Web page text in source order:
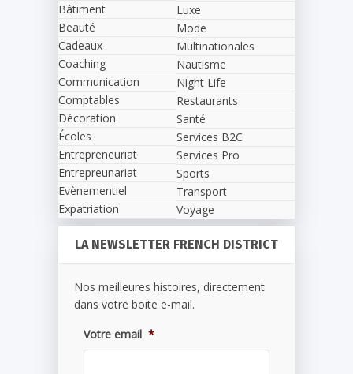
Bâtiment
Beauté
Cadeaux
Coaching
Communication
Comptables
Décoration
Écoles
Entrepreneuriat
Entrepreunariat
Evènementiel
Expatriation
Luxe
Mode
Multinationales
Nautisme
Night Life
Restaurants
Santé
Services B2C
Services Pro
Sports
Transport
Voyage
LA NEWSLETTER FRENCH DISTRICT
Nos meilleures histoires, directement
dans votre boite e-mail.
Votre email *